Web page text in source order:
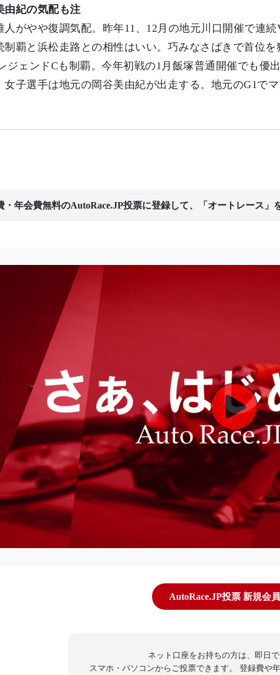
由紀の気配も注
人がやや復調気配。昨年11、12月の地元川口開催で連
制覇と浜松走路との相性はいい。巧みなさばきで首位
ジェンドCも制覇。今年初戦の1月飯塚普通開催でも優
女子選手は地元の岡谷美由紀が出走する。地元のG1で
・年会費無料のAutoRace.JP投票に登録して、「オートレース」
AutoRace.JP投票 新規会
ネット口座をお持ちの方は、即日で
スマホ・パソコンからご投票できます。
登録費や